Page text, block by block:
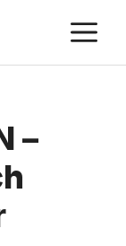
–